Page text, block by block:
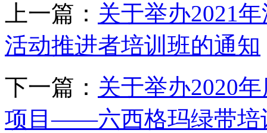
上一篇： 关于举办2021
活动推进者培训班的通知
下一篇： 关于举办2020
项目——六西格玛绿带培